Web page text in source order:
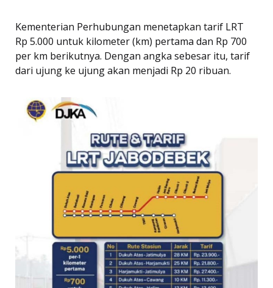
Kementerian Perhubungan menetapkan tarif LRT
Rp 5.000 untuk kilometer (km) pertama dan Rp 700
per km berikutnya. Dengan angka sebesar itu, tarif
dari ujung ke ujung akan menjadi Rp 20 ribuan.